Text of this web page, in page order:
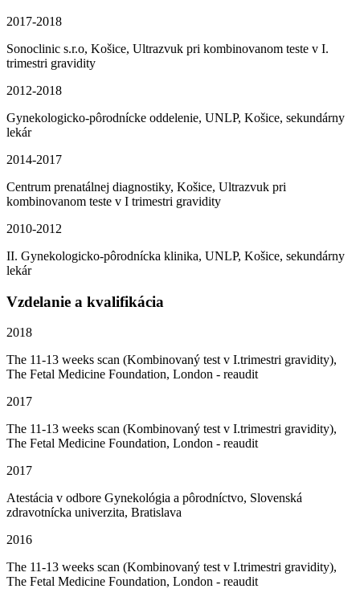
2017-2018
Sonoclinic s.r.o, Košice, Ultrazvuk pri kombinovanom teste v I.
trimestri gravidity
2012-2018
Gynekologicko-pôrodnícke oddelenie, UNLP, Košice, sekundárny
lekár
2014-2017
Centrum prenatálnej diagnostiky, Košice, Ultrazvuk pri
kombinovanom teste v I trimestri gravidity
2010-2012
II. Gynekologicko-pôrodnícka klinika, UNLP, Košice, sekundárny
lekár
Vzdelanie a kvalifikácia
2018
The 11-13 weeks scan (Kombinovaný test v I.trimestri gravidity),
The Fetal Medicine Foundation, London - reaudit
2017
The 11-13 weeks scan (Kombinovaný test v I.trimestri gravidity),
The Fetal Medicine Foundation, London - reaudit
2017
Atestácia v odbore Gynekológia a pôrodníctvo, Slovenská
zdravotnícka univerzita, Bratislava
2016
The 11-13 weeks scan (Kombinovaný test v I.trimestri gravidity),
The Fetal Medicine Foundation, London - reaudit